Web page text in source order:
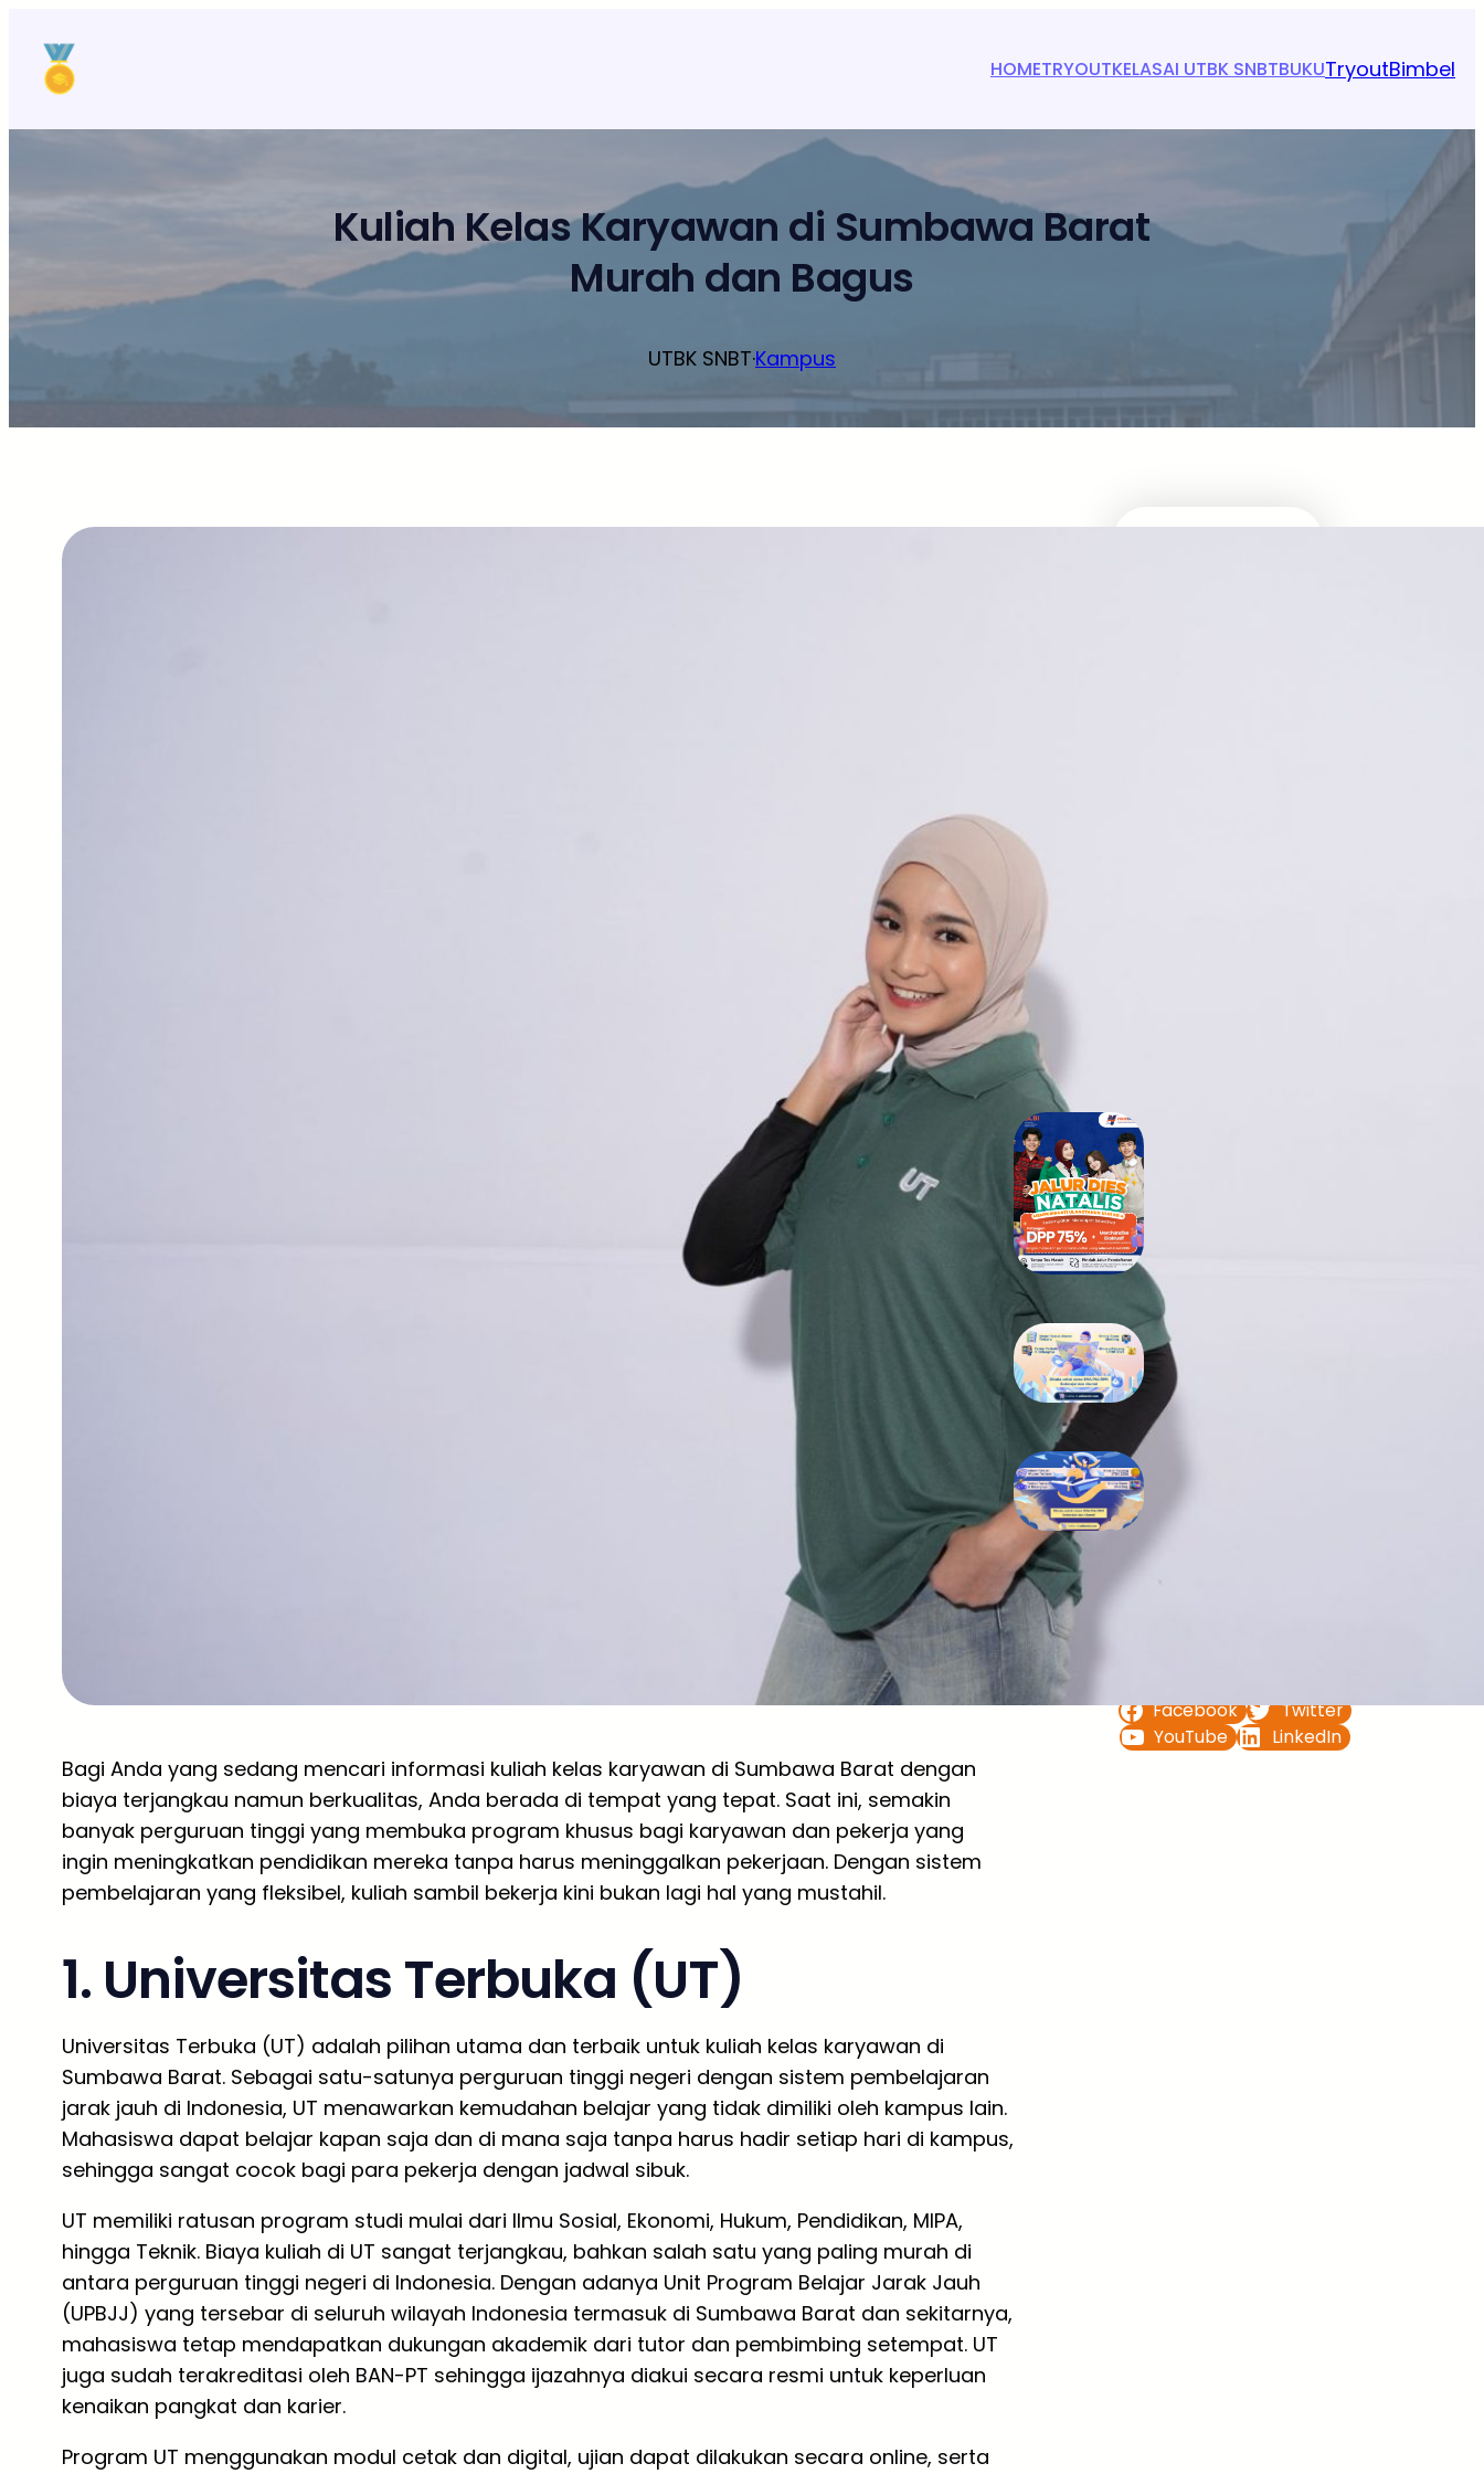
konten
HOMETRYOUTKELASAI UTBK SNBTBUKUTryoutBimbel
Kuliah Kelas Karyawan di Sumbawa Barat
Murah dan Bagus
UTBK SNBT·Kampus
Bagi Anda yang sedang mencari informasi kuliah kelas karyawan di Sumbawa Barat dengan
biaya terjangkau namun berkualitas, Anda berada di tempat yang tepat. Saat ini, semakin
banyak perguruan tinggi yang membuka program khusus bagi karyawan dan pekerja yang
ingin meningkatkan pendidikan mereka tanpa harus meninggalkan pekerjaan. Dengan sistem
pembelajaran yang fleksibel, kuliah sambil bekerja kini bukan lagi hal yang mustahil.
1. Universitas Terbuka (UT)
Universitas Terbuka (UT) adalah pilihan utama dan terbaik untuk kuliah kelas karyawan di
Sumbawa Barat. Sebagai satu-satunya perguruan tinggi negeri dengan sistem pembelajaran
jarak jauh di Indonesia, UT menawarkan kemudahan belajar yang tidak dimiliki oleh kampus lain.
Mahasiswa dapat belajar kapan saja dan di mana saja tanpa harus hadir setiap hari di kampus,
sehingga sangat cocok bagi para pekerja dengan jadwal sibuk.
UT memiliki ratusan program studi mulai dari Ilmu Sosial, Ekonomi, Hukum, Pendidikan, MIPA,
hingga Teknik. Biaya kuliah di UT sangat terjangkau, bahkan salah satu yang paling murah di
antara perguruan tinggi negeri di Indonesia. Dengan adanya Unit Program Belajar Jarak Jauh
(UPBJJ) yang tersebar di seluruh wilayah Indonesia termasuk di Sumbawa Barat dan sekitarnya,
mahasiswa tetap mendapatkan dukungan akademik dari tutor dan pembimbing setempat. UT
juga sudah terakreditasi oleh BAN-PT sehingga ijazahnya diakui secara resmi untuk keperluan
kenaikan pangkat dan karier.
Program UT menggunakan modul cetak dan digital, ujian dapat dilakukan secara online, serta
Tidak Lolos UTBK SNBT di PTN?
Jangan Khawatir, Ini Jalan
Terbaikmu untuk Tetap Kuliah
di Kampus Berkualitas
Bimbel UTBK SNBT di Teluk
Wondama Gratis Terbaik
Bimbel UTBK SNBT di Teluk
Facebook
Twitter
YouTube
LinkedIn